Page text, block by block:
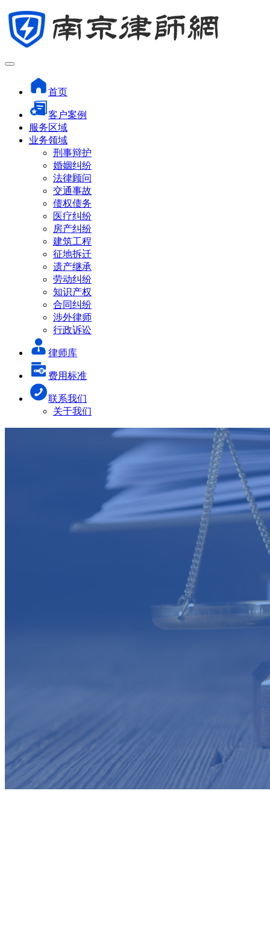
首页
客户案例
服务区域
业务领域
刑事辩护
婚姻纠纷
法律顾问
交通事故
债权债务
医疗纠纷
房产纠纷
建筑工程
征地拆迁
遗产继承
劳动纠纷
知识产权
合同纠纷
涉外律师
行政诉讼
律师库
费用标准
联系我们
关于我们